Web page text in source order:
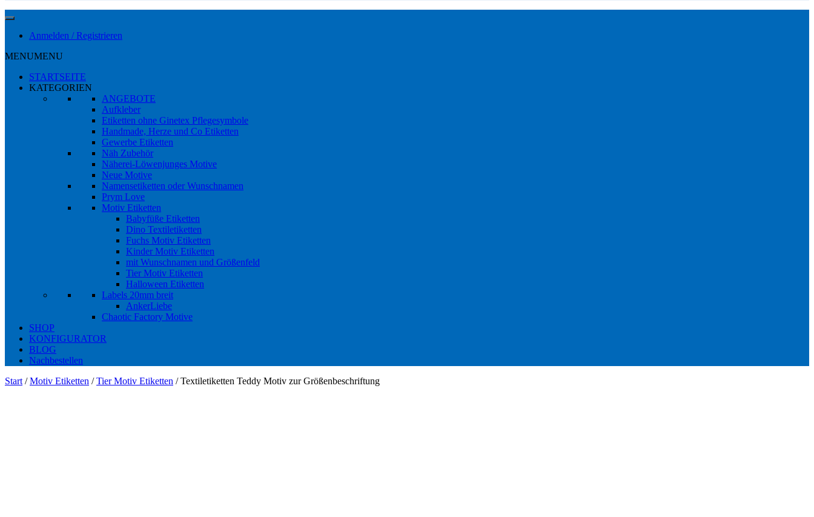
Anmelden / Registrieren
MENUMENU
STARTSEITE
KATEGORIEN
ANGEBOTE
Aufkleber
Etiketten ohne Ginetex Pflegesymbole
Handmade, Herze und Co Etiketten
Gewerbe Etiketten
Näh Zubehör
Näherei-Löwenjunges Motive
Neue Motive
Namensetiketten oder Wunschnamen
Prym Love
Motiv Etiketten
Babyfüße Etiketten
Dino Textiletiketten
Fuchs Motiv Etiketten
Kinder Motiv Etiketten
mit Wunschnamen und Größenfeld
Tier Motiv Etiketten
Halloween Etiketten
Labels 20mm breit
AnkerLiebe
Chaotic Factory Motive
SHOP
KONFIGURATOR
BLOG
Nachbestellen
Start /Motiv Etiketten /Tier Motiv Etiketten / Textiletiketten Teddy Motiv zur Größenbeschriftung